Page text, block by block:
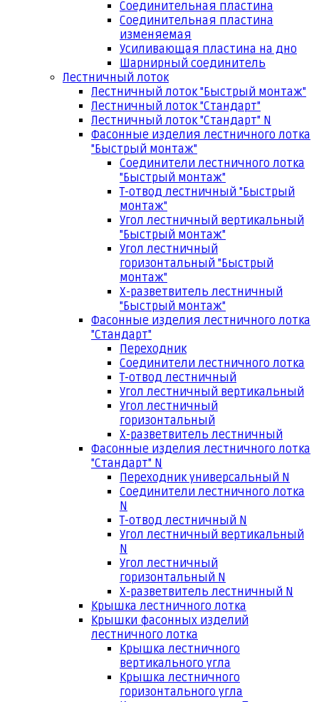
Соединительная пластина
Соединительная пластина
изменяемая
Усиливающая пластина на дно
Шарнирный соединитель
Лестничный лоток
Лестничный лоток "Быстрый монтаж"
Лестничный лоток "Стандарт"
Лестничный лоток "Стандарт" N
Фасонные изделия лестничного лотка
"Быстрый монтаж"
Соединители лестничного лотка
"Быстрый монтаж"
Т-отвод лестничный "Быстрый
монтаж"
Угол лестничный вертикальный
"Быстрый монтаж"
Угол лестничный
горизонтальный "Быстрый
монтаж"
Х-разветвитель лестничный
"Быстрый монтаж"
Фасонные изделия лестничного лотка
"Стандарт"
Переходник
Соединители лестничного лотка
Т-отвод лестничный
Угол лестничный вертикальный
Угол лестничный
горизонтальный
Х-разветвитель лестничный
Фасонные изделия лестничного лотка
"Стандарт" N
Переходник универсальный N
Соединители лестничного лотка
N
Т-отвод лестничный N
Угол лестничный вертикальный
N
Угол лестничный
горизонтальный N
Х-разветвитель лестничный N
Крышка лестничного лотка
Крышки фасонных изделий
лестничного лотка
Крышка лестничного
вертикального угла
Крышка лестничного
горизонтального угла